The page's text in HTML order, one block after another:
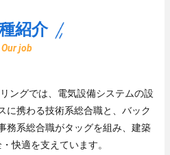
紹介
Our job
ングでは、電気設備システムの設
携わる技術系総合職と、 バック
務系総合職がタッグを組み、建築
快適を支えています。
ト
員インタビュー
事務系総合職